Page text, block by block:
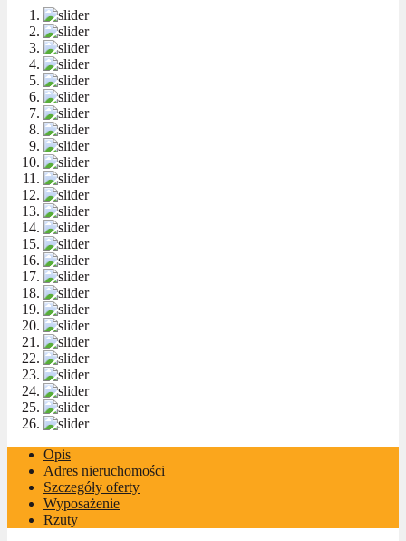
Opis
Adres nieruchomości
Szczegóły oferty
Wyposażenie
Rzuty